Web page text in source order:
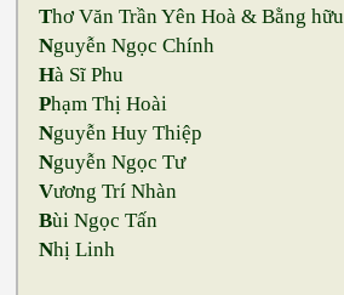
Thơ Văn Trần Yên Hoà & Bằng hữu
Nguyễn Ngọc Chính
Hà Sĩ Phu
Phạm Thị Hoài
Nguyễn Huy Thiệp
Nguyễn Ngọc Tư
Vương Trí Nhàn
Bùi Ngọc Tấn
Nhị Linh